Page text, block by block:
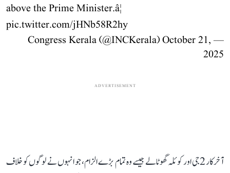
above the Prime Minister.â¦
pic.twitter.com/jHNb58R2hy
— Congress Kerala (@INCKerala)
October 21,
2025
ADVERTISEMENT
آخرکار 2جی اور کوئلہ گھوٹالے جیسے وہ تمام بڑے الزام، جو انہوں نے لوگوں کو خلاف